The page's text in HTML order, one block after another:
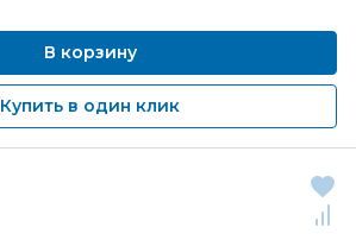
В корзину
Купить в один клик